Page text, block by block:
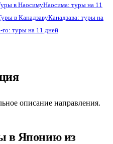
1
в НаосимуНаосима: туры на 11
в КанадзавуКанадзава: туры на
туры на 11 дней
описание направления.
в Японию из